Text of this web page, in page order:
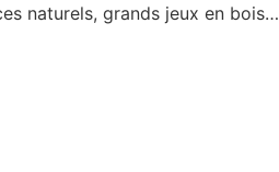
naturels, grands jeux en bois…